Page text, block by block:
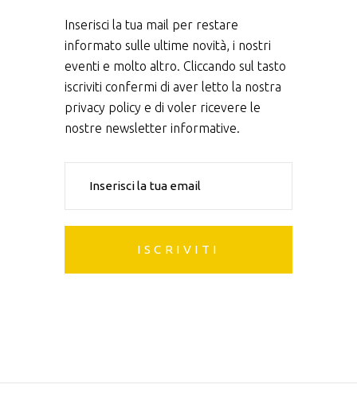
Inserisci la tua mail per restare
informato sulle ultime novità, i nostri
eventi e molto altro. Cliccando sul tasto
iscriviti confermi di aver letto la nostra
privacy policy e di voler ricevere le
nostre newsletter informative.